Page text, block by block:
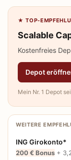
★ TOP-
Scalable
Kostenfreies
Depot
Mein Nr. 1 Depot
WEITERE
ING Girokonto*
200 € Bonus +